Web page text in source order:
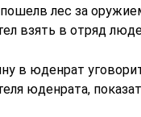
лес за
взять в отряд
в юденрат
юденрата,